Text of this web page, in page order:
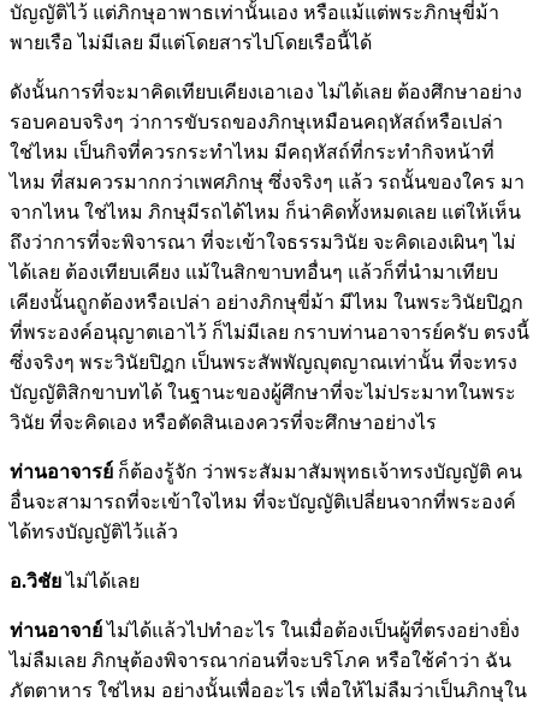
บัญญัติไว้ แต่ภิกษุอาพาธเท่านั้นเอง หรือแม้แต่พระภิกษุขี่ม้า
พายเรือ ไม่มีเลย มีแต่โดยสารไปโดยเรือนี้ได้
ดังนั้นการที่จะมาคิดเทียบเคียงเอาเอง ไม่ได้เลย ต้องศึกษาอย่าง
รอบคอบจริงๆ ว่าการขับรถของภิกษุเหมือนคฤหัสถ์หรือเปล่า
ใช่ไหม เป็นกิจที่ควรกระทำไหม มีคฤหัสถ์ที่กระทำกิจหน้าที่
ไหม ที่สมควรมากกว่าเพศภิกษุ ซึ่งจริงๆ แล้ว รถนั้นของใคร มา
จากไหน ใช่ไหม ภิกษุมีรถได้ไหม ก็น่าคิดทั้งหมดเลย แต่ให้เห็น
ถึงว่าการที่จะพิจารณา ที่จะเข้าใจธรรมวินัย จะคิดเองเผินๆ ไม่
ได้เลย ต้องเทียบเคียง แม้ในสิกขาบทอื่นๆ แล้วก็ที่นำมาเทียบ
เคียงนั้นถูกต้องหรือเปล่า อย่างภิกษุขี่ม้า มีไหม ในพระวินัยปิฎก
ที่พระองค์อนุญาตเอาไว้ ก็ไม่มีเลย กราบท่านอาจารย์ครับ ตรงนี้
ซึ่งจริงๆ พระวินัยปิฎก เป็นพระสัพพัญญุตญาณเท่านั้น ที่จะทรง
บัญญัติสิกขาบทได้ ในฐานะของผู้ศึกษาที่จะไม่ประมาทในพระ
วินัย ที่จะคิดเอง หรือตัดสินเองควรที่จะศึกษาอย่างไร
ท่านอาจารย์ ก็ต้องรู้จัก ว่าพระสัมมาสัมพุทธเจ้าทรงบัญญัติ คน
อื่นจะสามารถที่จะเข้าใจไหม ที่จะบัญญัติเปลี่ยนจากที่พระองค์
ได้ทรงบัญญัติไว้แล้ว
อ.วิชัยไม่ได้เลย
ท่านอาจาย์ไม่ได้แล้วไปทำอะไร ในเมื่อต้องเป็นผู้ที่ตรงอย่างยิ่ง
ไม่ลืมเลย ภิกษุต้องพิจารณาก่อนที่จะบริโภค หรือใช้คำว่า ฉัน
ภัตตาหาร ใช่ไหม อย่างนั้นเพื่ออะไร เพื่อให้ไม่ลืมว่าเป็นภิกษุใน